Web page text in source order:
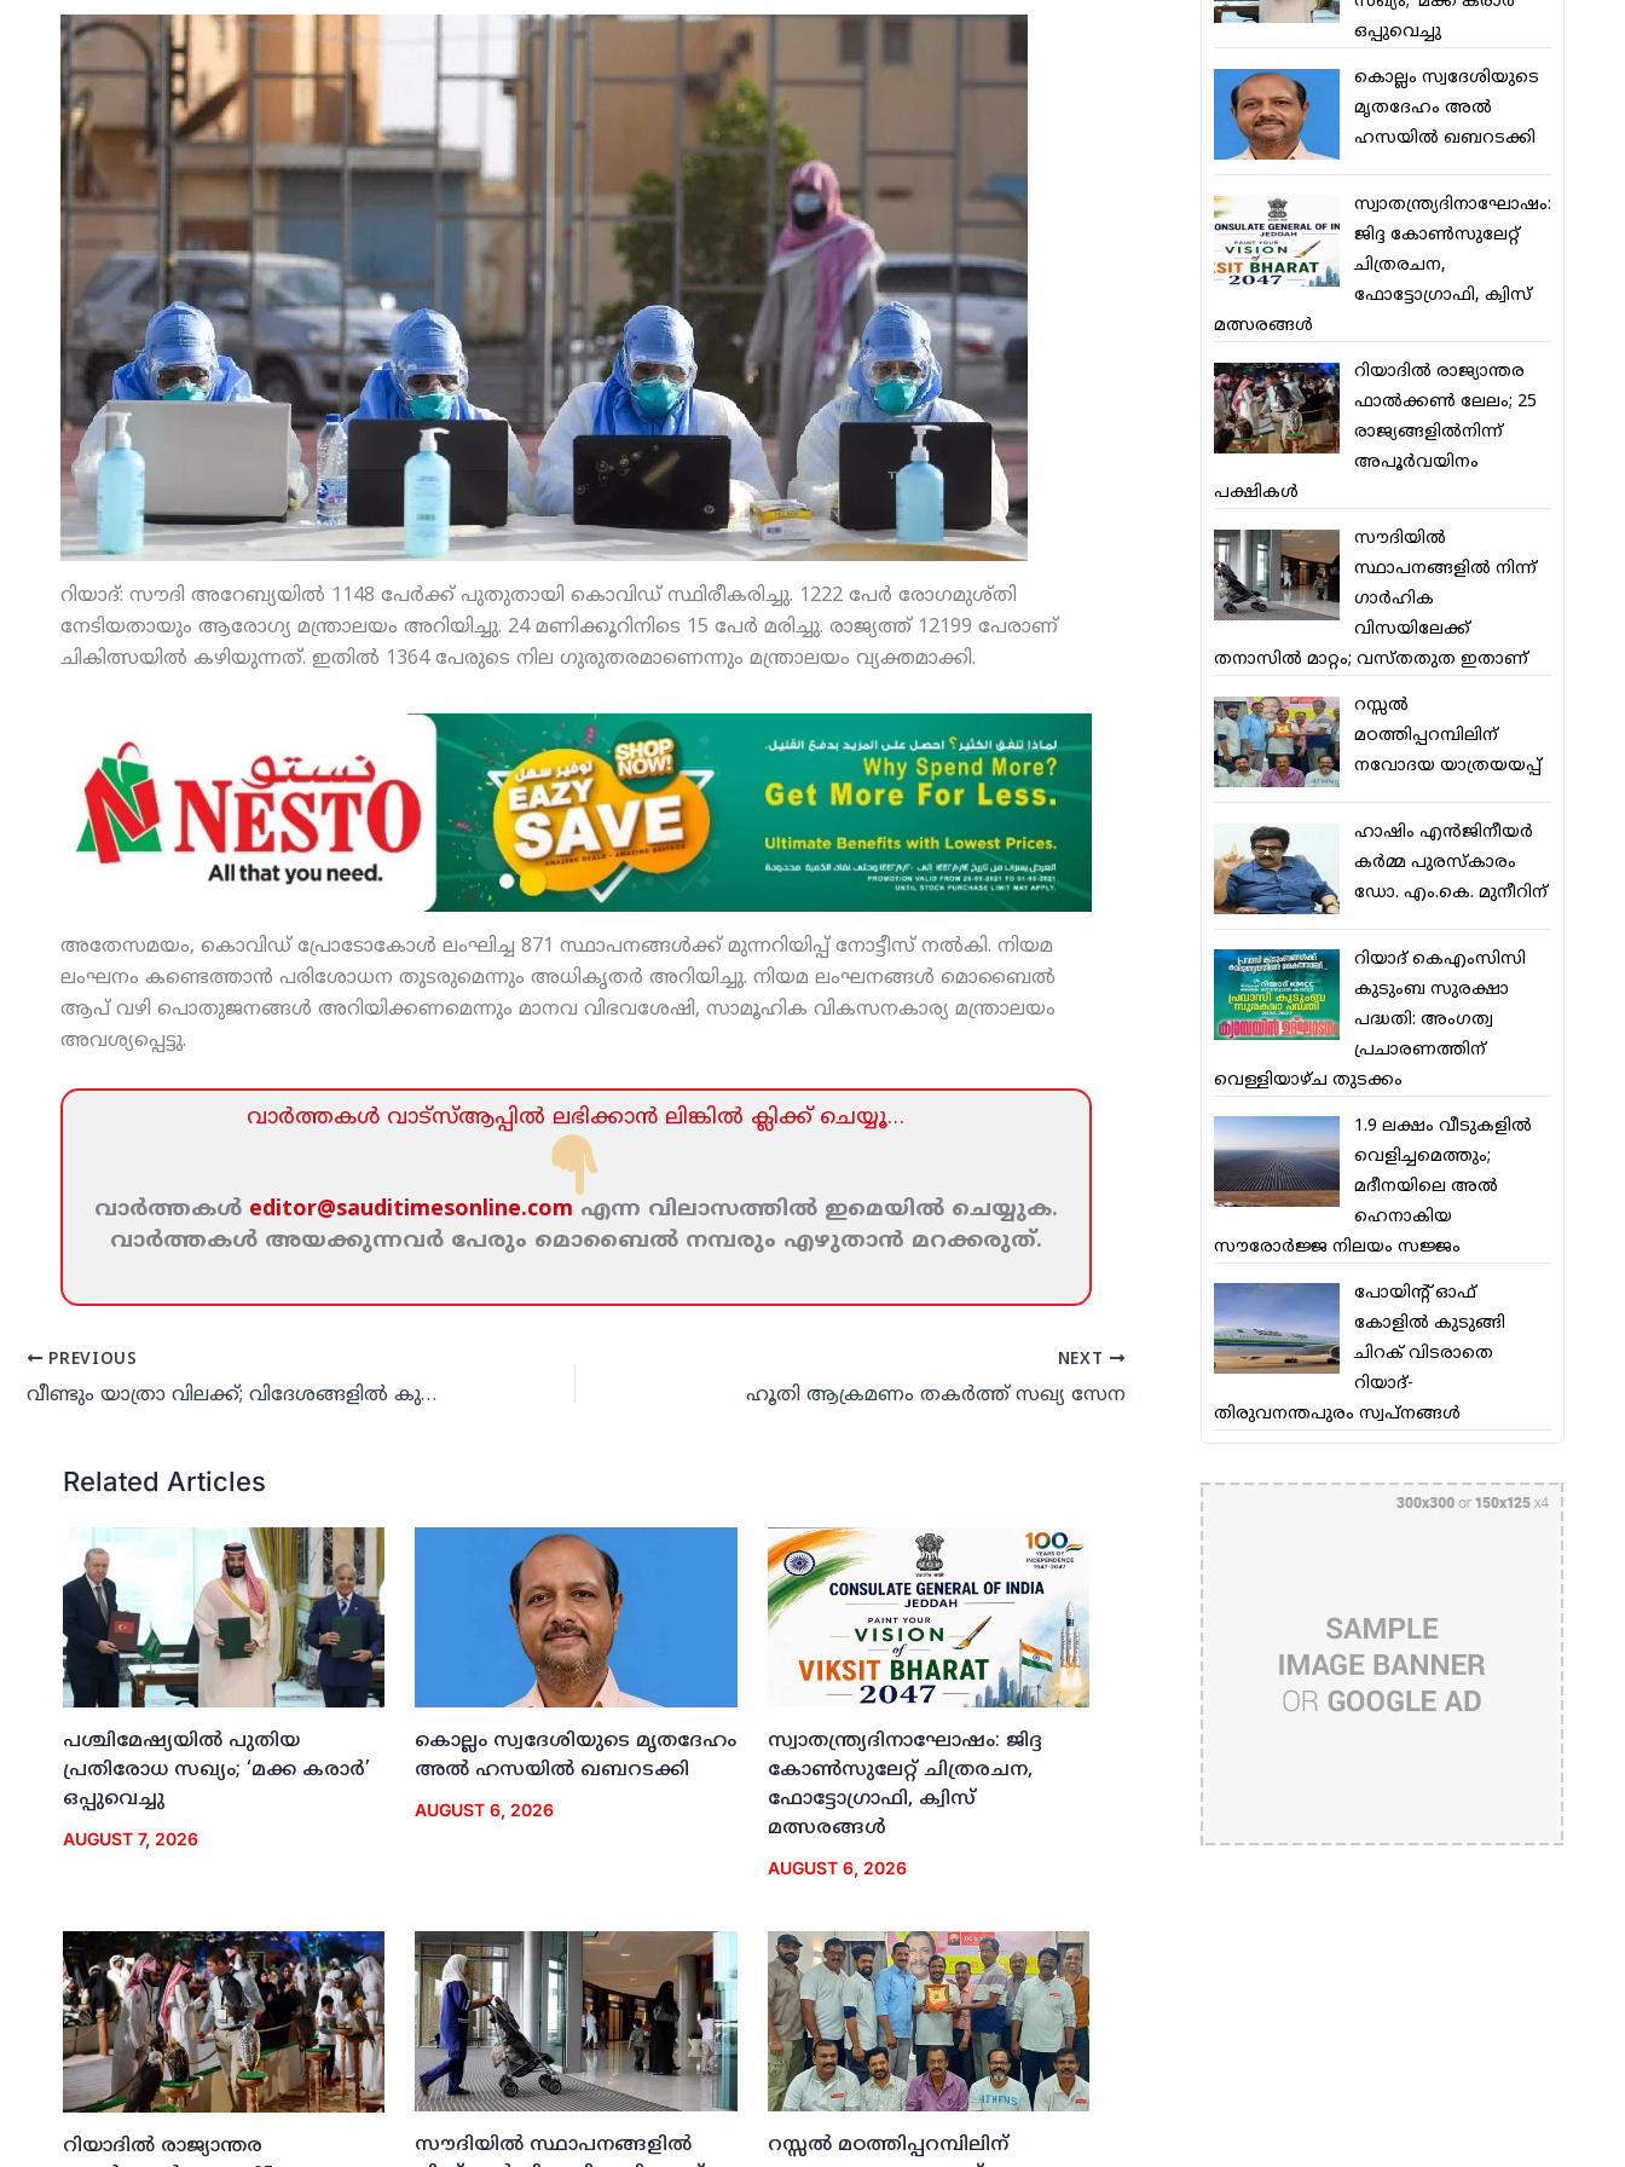
റിയാദ്: സൗദി അറേബ്യയില്‍ 1148 പേര്‍ക്ക് പുതുതായി കൊവിഡ് സ്ഥിരീകരിച്ചു. 1222 പേര്‍ രോഗമുശ്തി
നേടിയതായും ആരോഗ്യ മന്ത്രാലയം അറിയിച്ചു. 24 മണിക്കൂറിനിടെ 15 പേര്‍ മരിച്ചു. രാജ്യത്ത് 12199 പേരാണ്
ചികിത്സയില്‍ കഴിയുന്നത്. ഇതില്‍ 1364 പേരുടെ നില ഗുരുതരമാണെന്നും മന്ത്രാലയം വ്യക്തമാക്കി.
അതേസമയം, കൊവിഡ് പ്രോടോകോള്‍ ലംഘിച്ച 871 സ്ഥാപനങ്ങള്‍ക്ക് മുന്നറിയിപ്പ് നോട്ടീസ് നല്‍കി. നിയമ
ലംഘനം കണ്ടെത്താന്‍ പരിശോധന തുടരുമെന്നും അധികൃതര്‍ അറിയിച്ചു. നിയമ ലംഘനങ്ങള്‍ മൊബൈല്‍
ആപ് വഴി പൊതുജനങ്ങള്‍ അറിയിക്കണമെന്നും മാനവ വിഭവശേഷി, സാമൂഹിക വികസനകാര്യ മന്ത്രാലയം
അവശ്യപ്പെട്ടു.
വാര്‍ത്തകള്‍ വാട്‌സ്‌ആപ്പില്‍ ലഭിക്കാന്‍ ലിങ്കില്‍ ക്ലിക്ക്‌ ചെയ്യൂ…
വാര്‍ത്തകള്‍ editor@sauditimesonline.com എന്ന വിലാസത്തില്‍ ഇമെയില്‍ ചെയ്യുക.
വാര്‍ത്തകള്‍ അയക്കുന്നവര്‍ പേരും മൊബൈല്‍ നമ്പരും എഴുതാന്‍ മറക്കരുത്‌.
PREVIOUS
വീണ്ടും യാത്രാ വിലക്ക്; വിദേശങ്ങളില്‍ കുടുങ്ങിയവരില്‍ മലയാളികളും
NEXT
ഹൂതി ആക്രമണം തകര്‍ത്ത് സഖ്യ സേന
Related Articles
പശ്ചിമേഷ്യയില്‍ പുതിയ
പ്രതിരോധ സഖ്യം; ‘മക്ക കരാര്‍’
ഒപ്പുവെച്ചു
AUGUST 7, 2026
കൊല്ലം സ്വദേശിയുടെ മൃതദേഹം
അല്‍ ഹസയില്‍ ഖബറടക്കി
AUGUST 6, 2026
സ്വാതന്ത്ര്യദിനാഘോഷം: ജിദ്ദ
കോണ്‍സുലേറ്റ് ചിത്രരചന,
ഫോട്ടോഗ്രാഫി, ക്വിസ്
മത്സരങ്ങള്‍
AUGUST 6, 2026
റിയാദില്‍ രാജ്യാന്തര
സൗദിയില്‍ സ്ഥാപനങ്ങളില്‍
റസ്സല്‍ മഠത്തിപ്പറമ്പിലിന്
ഒപ്പുവെച്ചു
കൊല്ലം സ്വദേശിയുടെ
മൃതദേഹം അല്‍
ഹസയില്‍ ഖബറടക്കി
സ്വാതന്ത്ര്യദിനാഘോഷം:
ജിദ്ദ കോണ്‍സുലേറ്റ്
ചിത്രരചന,
ഫോട്ടോഗ്രാഫി, ക്വിസ്
മത്സരങ്ങള്‍
റിയാദില്‍ രാജ്യാന്തര
ഫാല്‍ക്കണ്‍ ലേലം; 25
രാജ്യങ്ങളില്‍നിന്ന്
അപൂര്‍വയിനം
പക്ഷികള്‍
സൗദിയില്‍
സ്ഥാപനങ്ങളില്‍ നിന്ന്
ഗാര്‍ഹിക
വിസയിലേക്ക്
തനാസില്‍ മാറ്റം; വസ്തതുത ഇതാണ്
റസ്സല്‍
മഠത്തിപ്പറമ്പിലിന്
നവോദയ യാത്രയയപ്പ്
ഹാഷിം എന്‍ജിനീയര്‍
കര്‍മ്മ പുരസ്‌കാരം
ഡോ. എം.കെ. മുനീറിന്
റിയാദ് കെഎംസിസി
കുടുംബ സുരക്ഷാ
പദ്ധതി: അംഗത്വ
പ്രചാരണത്തിന്
വെള്ളിയാഴ്ച തുടക്കം
1.9 ലക്ഷം വീടുകളില്‍
വെളിച്ചമെത്തും;
മദീനയിലെ അല്‍
ഹെനാകിയ
സൗരോര്‍ജ്ജ നിലയം സജ്ജം
പോയിന്റ് ഓഫ്
കോളില്‍ കുടുങ്ങി
ചിറക് വിടരാതെ
റിയാദ്-
തിരുവനന്തപുരം സ്വപ്നങ്ങള്‍